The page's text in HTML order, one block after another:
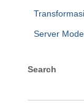
Server
Search